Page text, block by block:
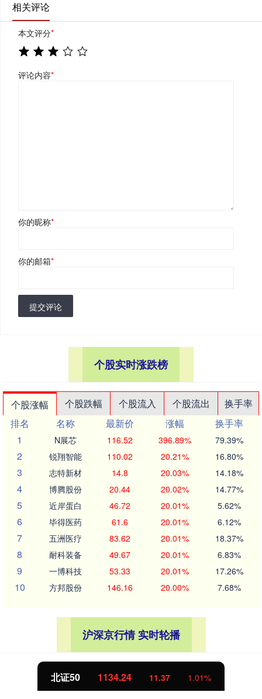
相关评论
本文评分*
评论内容*
你的昵称*
你的邮箱*
提交评论
个股实时涨跌榜
个股涨幅 个股跌幅 个股流入 个股流出
换手率
排名
名称 最新价 涨幅
换手率
1
N展芯 116.52 396.89% 79.39%
2 锐翔智能 110.02 20.21% 16.80%
3 志特新材 14.8 20.03% 14.18%
4 博腾股份 20.44 20.02% 14.77%
5 近岸蛋白 46.72 20.01% 5.62%
6 毕得医药 61.6 20.01% 6.12%
7 五洲医疗 83.62 20.01% 18.37%
8 耐科装备 49.67 20.01% 6.83%
9 一博科技 53.33 20.01% 17.26%
10 方邦股份 146.16 20.00% 7.68%
沪深京行情 实时轮播
北证50 1134.24 11.37 1.01%